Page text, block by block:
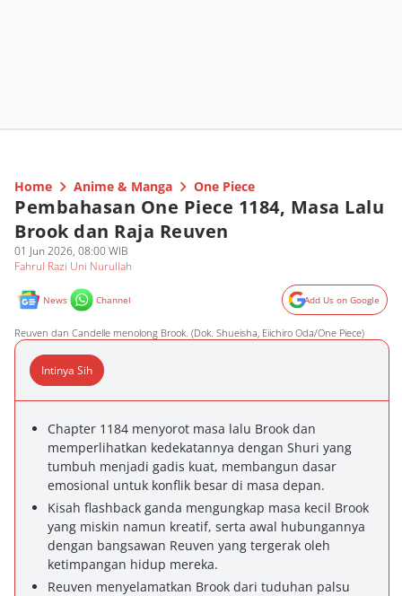
Home Anime & Manga One Piece
Pembahasan One Piece 1184, Masa Lalu
Brook dan Raja Reuven
01 Jun 2026, 08:00 WIB
Fahrul Razi Uni Nurullah
News Channel Add Us on Google
Reuven dan Candelle menolong Brook. (Dok. Shueisha, Eiichiro Oda/One Piece)
Intinya Sih
Chapter 1184 menyorot masa lalu Brook dan
memperlihatkan kedekatannya dengan Shuri yang
tumbuh menjadi gadis kuat, membangun dasar
emosional untuk konflik besar di masa depan.
Kisah flashback ganda mengungkap masa kecil Brook
yang miskin namun kreatif, serta awal hubungannya
dengan bangsawan Reuven yang tergerak oleh
ketimpangan hidup mereka.
Reuven menyelamatkan Brook dari tuduhan palsu